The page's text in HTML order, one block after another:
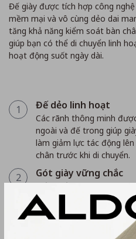
Đế giày được tích hợp công nghệ
mềm mại và vô cùng dẻo dai
tăng khả năng kiểm soát bàn
giúp bạn có thể di chuyển linh
hoạt động suốt ngày dài.
1 Đế dẻo linh hoạt
Các rãnh thông minh
ngoài và đế trong giúp
làm giảm lực tác động
chân trước khi di chuyển.
2 Gót giày vững chắc
Phần đế gót chân được
dễ dàng kiểm soát và giữ
chắc khi di chuyển.